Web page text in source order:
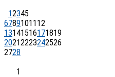
12345
67891011 12
13141516171819
20212223242526
2728
1